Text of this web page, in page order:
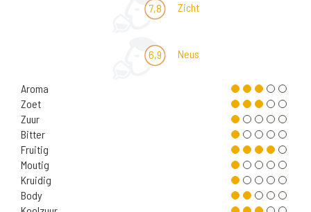
7,8 Zicht
6,9 Neus
Aroma
Zoet
Zuur
Bitter
Fruitig
Moutig
Kruidig
Body